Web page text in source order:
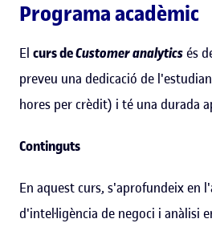
Programa acadèmic
El curs deCustomer analyticsés
preveu una dedicació de
hores per crèdit) i té una durada
Continguts
En aquest curs, s'aprofundeix en
d'intel·ligència de negoci i anàlisi